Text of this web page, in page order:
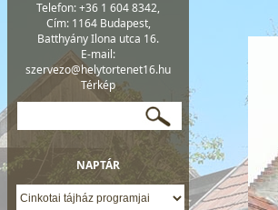
Telefon: +36 1 604 8342,
Cím: 1164 Budapest,
Batthyány Ilona utca 16.
E-mail:
szervezo@helytortenet16.hu
Térkép
NAPTÁR